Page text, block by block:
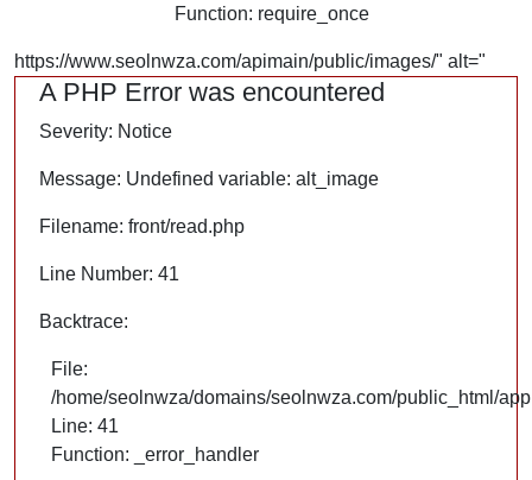
Function: require_once
https://www.seolnwza.com/apimain/public/images/" alt="
A PHP Error was encountered
Severity: Notice
Message: Undefined variable: alt_image
Filename: front/read.php
Line Number: 41
Backtrace:
File:
/home/seolnwza/domains/seolnwza.com/public_html/
Line: 41
Function: _error_handler